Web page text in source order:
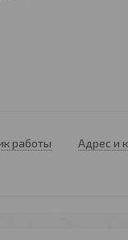
работы Адрес и